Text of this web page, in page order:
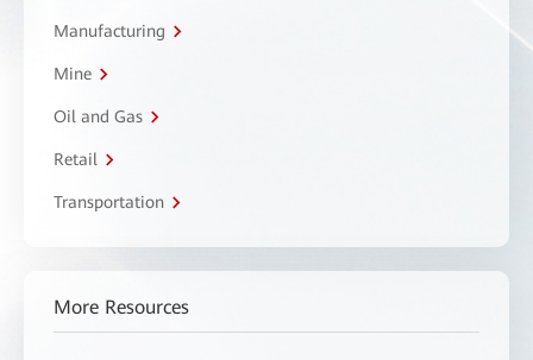
Manufacturing
Mine
Oil and Gas
Retail
Transportation
More Resources